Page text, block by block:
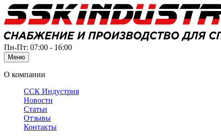
Пн-Пт: 07:00 - 16:00
Меню
О компании
ССК Индустрия
Новости
Статьи
Отзывы
Контакты